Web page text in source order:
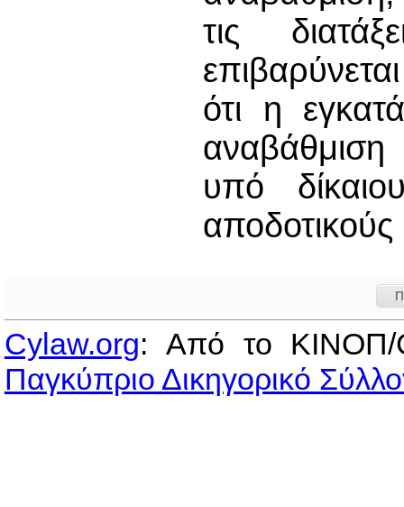
τις
ότι η
αναβάθμιση
υπό
Cylaw.org: Από το
Παγκύπριο Δικηγορικό